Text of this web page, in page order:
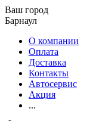
Ваш город
Барнаул
О компании
Оплата
Доставка
Контакты
Автосервис
Акция
...